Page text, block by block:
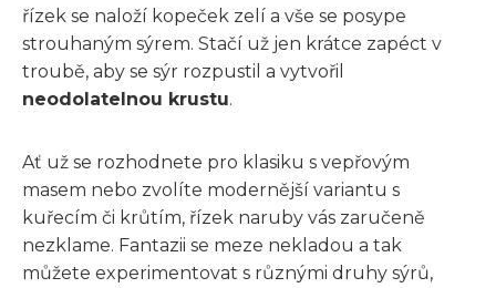
řízek se naloží kopeček zelí a vše se posype
strouhaným sýrem. Stačí už jen krátce zapéct v
troubě, aby se sýr rozpustil a vytvořil
neodolatelnou krustu.
Ať už se rozhodnete pro klasiku s vepřovým
masem nebo zvolíte modernější variantu s
kuřecím či krůtím, řízek naruby vás zaručeně
nezklame. Fantazii se meze nekladou a tak
můžete experimentovat s různými druhy sýrů,